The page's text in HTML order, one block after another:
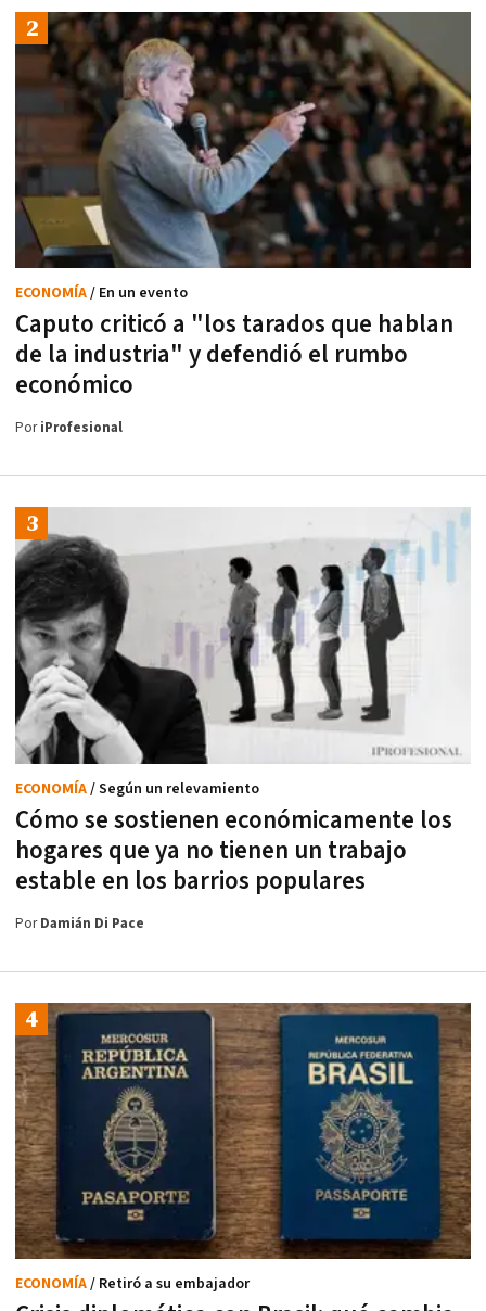
Caputo criticó a "los tarados que hablan
de la industria" y defendió el rumbo
económico
ECONOMÍA/ En un evento
PoriProfesional
Cómo se sostienen económicamente los
hogares que ya no tienen un trabajo
estable en los barrios populares
ECONOMÍA/ Según un relevamiento
PorDamián Di Pace
ECONOMÍA/ Retiró a su embajador